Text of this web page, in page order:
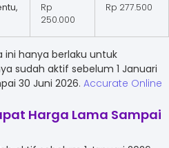
Rp
250.000
Rp 277.500
ini hanya berlaku untuk
sudah aktif sebelum 1 Januari
30 Juni 2026. Accurate Online
Harga Lama Sampai